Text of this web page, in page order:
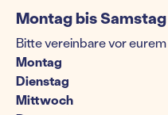
Montag bis
Bitte vereinbare vor
Montag
Dienstag
Mittwoch